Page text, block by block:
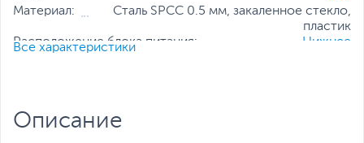
Материал:
Сталь SPCC 0.5 мм, закаленное стекло,
пластик
Расположение блока питания:
Нижнее
Максимальная высота процессорного
Все характеристики
Описание